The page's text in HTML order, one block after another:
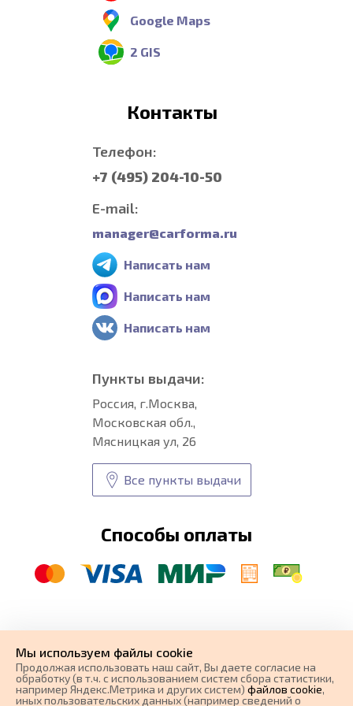
Google Maps
2 GIS
Контакты
Телефон:
+7 (495) 204-10-50
E-mail:
manager@carforma.ru
Написать нам
Написать нам
Написать нам
Пункты выдачи:
Россия, г.Москва,
Московская обл.,
Мясницкая ул, 26
Все пункты выдачи
Способы оплаты
автоковрики
разработка и
поисковое продвижение сайта
Мы используем файлы cookie
Продолжая использовать наш cайт, Вы даете согласие на
обработку (в т.ч. с использованием систем сбора статистики,
например Яндекс.Метрика и других систем) файлов cookie,
иных пользовательских данных (например сведений о